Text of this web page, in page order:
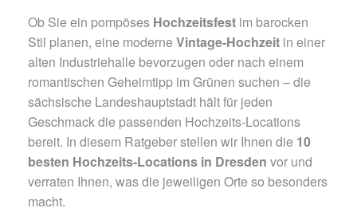
Ob Sie ein pompöses Hochzeitsfest im barocken
Stil planen, eine moderne Vintage-Hochzeit in einer
alten Industriehalle bevorzugen oder nach einem
romantischen Geheimtipp im Grünen suchen – die
sächsische Landeshauptstadt hält für jeden
Geschmack die passenden Hochzeits-Locations
bereit. In diesem Ratgeber stellen wir Ihnen die 10
besten Hochzeits-Locations in Dresden vor und
verraten Ihnen, was die jeweiligen Orte so besonders
macht.